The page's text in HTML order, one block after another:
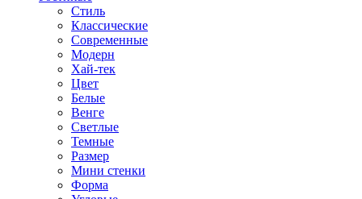
Стиль
Классические
Современные
Модерн
Хай-тек
Цвет
Белые
Венге
Светлые
Темные
Размер
Мини стенки
Форма